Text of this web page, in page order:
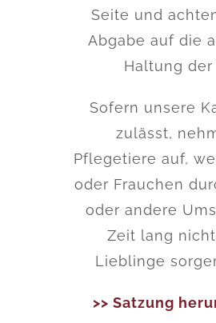
Seite und
Abgabe auf die
Haltung der
Sofern unsere
zulässt,
Pflegetiere auf,
oder Frauchen
oder andere
Zeit lang
Lieblinge
>> Satzung